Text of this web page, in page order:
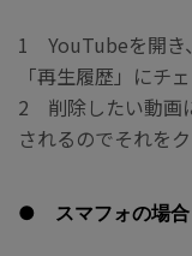
1 YouTubeを開き
「再生履歴」にチ
2 削除したい動画
されるのでそれを
● スマフォの場合